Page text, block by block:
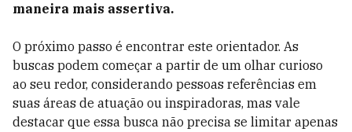
maneira mais assertiva.
O próximo passo é encontrar este orientador. As
buscas podem começar a partir de um olhar curioso
ao seu redor, considerando pessoas referências em
suas áreas de atuação ou inspiradoras, mas vale
destacar que essa busca não precisa se limitar apenas